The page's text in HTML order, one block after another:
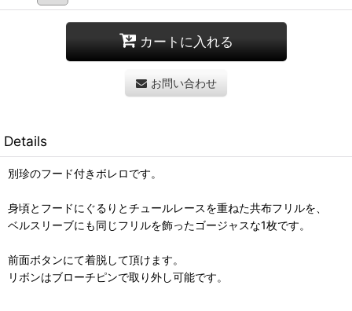
カートに入れる
お問い合わせ
Details
別珍のフード付きボレロです。
身頃とフードにぐるりとチュールレースを重ねた共布フリルを、
ベルスリーブにも同じフリルを飾ったゴージャスな1枚です。
前面ボタンにて着脱して頂けます。
リボンはブローチピンで取り外し可能です。